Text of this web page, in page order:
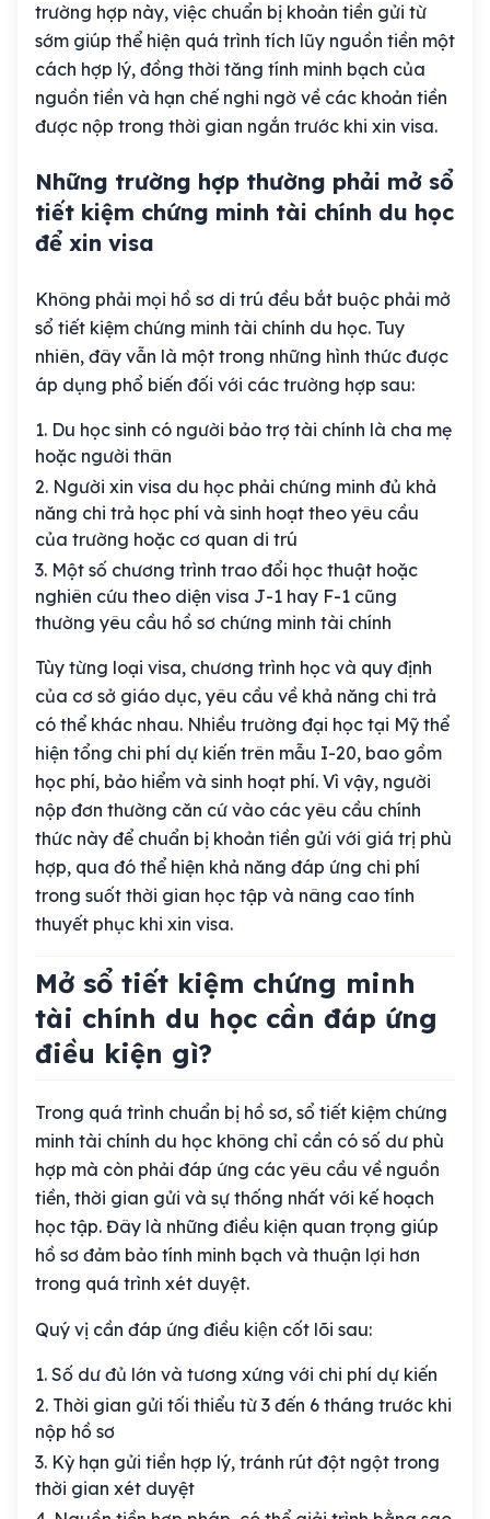
trường hợp này, việc chuẩn bị khoản tiền gửi từ
sớm giúp thể hiện quá trình tích lũy nguồn tiền một
cách hợp lý, đồng thời tăng tính minh bạch của
nguồn tiền và hạn chế nghi ngờ về các khoản tiền
được nộp trong thời gian ngắn trước khi xin visa.
Những trường hợp thường phải mở sổ
tiết kiệm chứng minh tài chính du học
để xin visa
Không phải mọi hồ sơ di trú đều bắt buộc phải mở
sổ tiết kiệm chứng minh tài chính du học. Tuy
nhiên, đây vẫn là một trong những hình thức được
áp dụng phổ biến đối với các trường hợp sau:
Du học sinh có người bảo trợ tài chính là cha mẹ
hoặc người thân
Người xin visa du học phải chứng minh đủ khả
năng chi trả học phí và sinh hoạt theo yêu cầu
của trường hoặc cơ quan di trú
Một số chương trình trao đổi học thuật hoặc
nghiên cứu theo diện visa J-1 hay F-1 cũng
thường yêu cầu hồ sơ chứng minh tài chính
Tùy từng loại visa, chương trình học và quy định
của cơ sở giáo dục, yêu cầu về khả năng chi trả
có thể khác nhau. Nhiều trường đại học tại Mỹ thể
hiện tổng chi phí dự kiến trên mẫu I-20, bao gồm
học phí, bảo hiểm và sinh hoạt phí. Vì vậy, người
nộp đơn thường căn cứ vào các yêu cầu chính
thức này để chuẩn bị khoản tiền gửi với giá trị phù
hợp, qua đó thể hiện khả năng đáp ứng chi phí
trong suốt thời gian học tập và nâng cao tính
thuyết phục khi xin visa.
Mở sổ tiết kiệm chứng minh
tài chính du học cần đáp ứng
điều kiện gì?
Trong quá trình chuẩn bị hồ sơ, sổ tiết kiệm chứng
minh tài chính du học không chỉ cần có số dư phù
hợp mà còn phải đáp ứng các yêu cầu về nguồn
tiền, thời gian gửi và sự thống nhất với kế hoạch
học tập. Đây là những điều kiện quan trọng giúp
hồ sơ đảm bảo tính minh bạch và thuận lợi hơn
trong quá trình xét duyệt.
Quý vị cần đáp ứng điều kiện cốt lõi sau:
Số dư đủ lớn và tương xứng với chi phí dự kiến
Thời gian gửi tối thiểu từ 3 đến 6 tháng trước khi
nộp hồ sơ
Kỳ hạn gửi tiền hợp lý, tránh rút đột ngột trong
thời gian xét duyệt